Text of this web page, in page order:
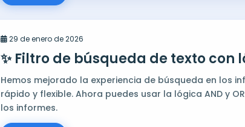
29 de enero de 2026
✨ Filtro de búsqueda de texto con
Hemos mejorado la experiencia de búsqueda en los
rápido y flexible. Ahora puedes usar la lógica AND y
los informes.